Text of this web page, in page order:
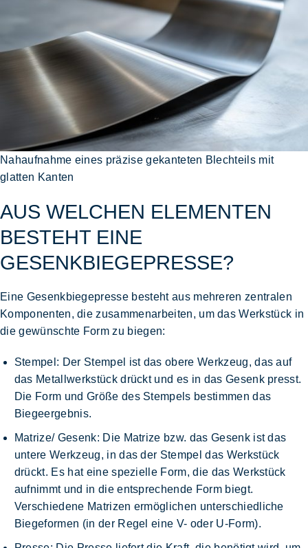
Nahaufnahme eines präzise gekanteten Blechteils mit
glatten Kanten
AUS WELCHEN ELEMENTEN
BESTEHT EINE
GESENKBIEGEPRESSE?
Eine Gesenkbiegepresse besteht aus mehreren zentralen
Komponenten, die zusammenarbeiten, um das Werkstück in
die gewünschte Form zu biegen:
Stempel : Der Stempel ist das obere Werkzeug, das auf
das Metallwerkstück drückt und es in das Gesenk presst.
Die Form und Größe des Stempels bestimmen das
Biegeergebnis.
Matrize/ Gesenk: Die Matrize bzw. das Gesenk ist das
untere Werkzeug, in das der Stempel das Werkstück
drückt. Es hat eine spezielle Form, die das Werkstück
aufnimmt und in die entsprechende Form biegt.
Verschiedene Matrizen ermöglichen unterschiedliche
Biegeformen (in der Regel eine V- oder U-Form).